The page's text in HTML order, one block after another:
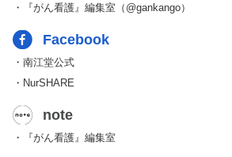
・『がん看護』編集室（@gankango）
Facebook
・南江堂公式
・NurSHARE
note
・『がん看護』編集室